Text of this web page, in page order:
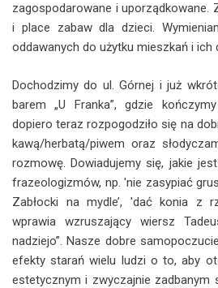
zagospodarowane i uporządkowane.
i place zabaw dla dzieci.
oddawanych do użytku mieszkań i ich
Dochodzimy do ul. Górnej i już
barem „U Franka”, gdzie
dopiero teraz rozpogodziło się na
kawą/herbatą/piwem oraz
rozmowę. Dowiadujemy się, jakie
frazeologizmów, np. 'nie zasypiać
Zabłocki na mydle’, 'dać konia z
wprawia wzruszający wiersz
nadziejo”. Nasze dobre
efekty starań wielu ludzi o to, aby
estetycznym i zwyczajnie zadbanym